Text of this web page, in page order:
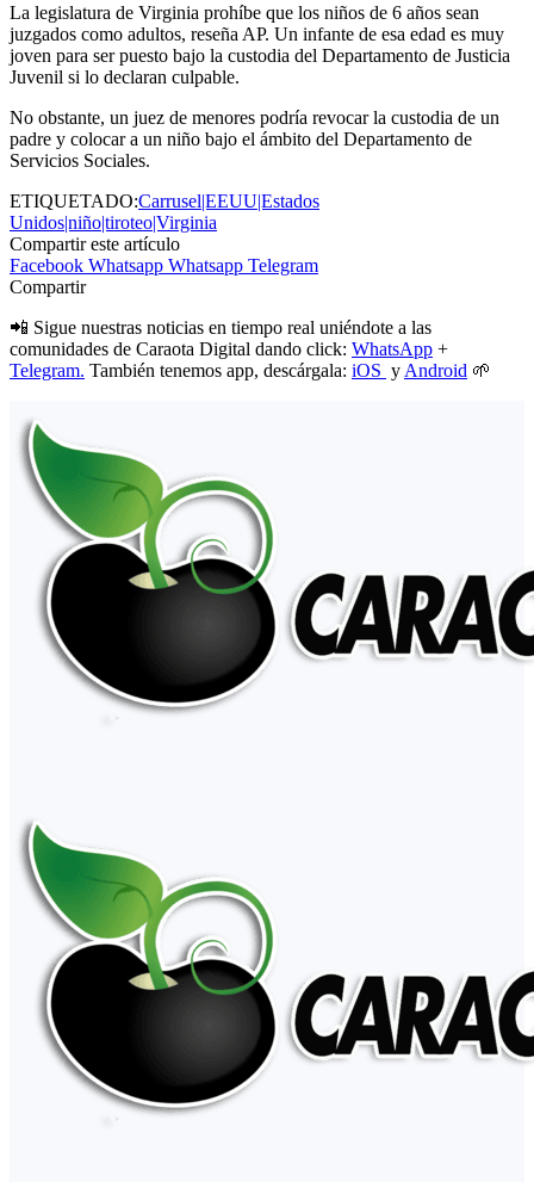
La legislatura de Virginia prohíbe que los niños de 6 años sean
juzgados como adultos, reseña AP. Un infante de esa edad es muy
joven para ser puesto bajo la custodia del Departamento de Justicia
Juvenil si lo declaran culpable.
No obstante, un juez de menores podría revocar la custodia de un
padre y colocar a un niño bajo el ámbito del Departamento de
Servicios Sociales.
ETIQUETADO:Carrusel|EEUU|Estados
Unidos|niño|tiroteo|Virginia
Compartir este artículo
Facebook Whatsapp Whatsapp Telegram
Compartir
📲 Sigue nuestras noticias en tiempo real uniéndote a las
comunidades de Caraota Digital dando click: WhatsApp +
Telegram. También tenemos app, descárgala: iOS y Android 🌱